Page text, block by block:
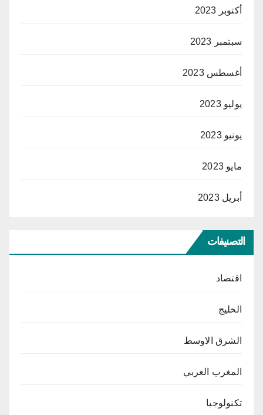
أكتوبر 2023
سبتمبر 2023
أغسطس 2023
يوليو 2023
يونيو 2023
مايو 2023
أبريل 2023
التصنيفات
اقتصاد
الخليج
الشرق الاوسط
المغرب العربي
تكنولوجيا